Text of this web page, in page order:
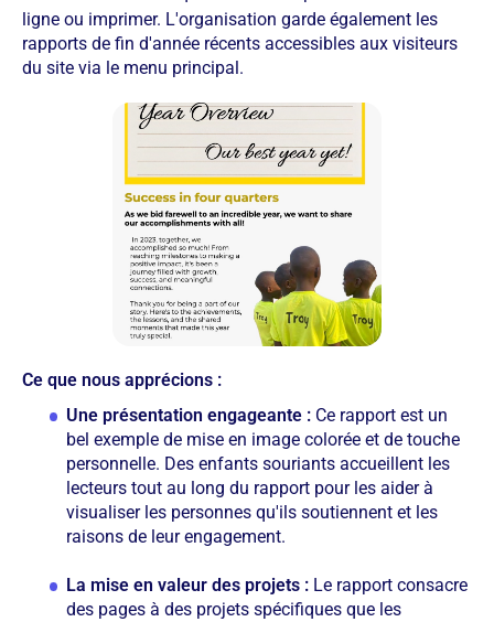
ligne ou imprimer. L'organisation garde également les
rapports de fin d'année récents accessibles aux visiteurs
du site via le menu principal.
Ce que nous apprécions :
Une présentation engageante : Ce rapport est un
bel exemple de mise en image colorée et de touche
personnelle. Des enfants souriants accueillent les
lecteurs tout au long du rapport pour les aider à
visualiser les personnes qu'ils soutiennent et les
raisons de leur engagement.
La mise en valeur des projets : Le rapport consacre
des pages à des projets spécifiques que les